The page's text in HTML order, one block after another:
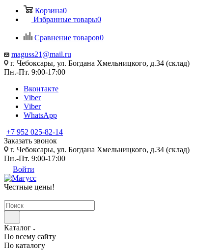
Корзина0
Избранные товары0
Сравнение товаров0
maguss21@mail.ru
г. Чебоксары, ул. Богдана Хмельницкого, д.34 (склад)
Пн.-Пт. 9:00-17:00
Вконтакте
Viber
Viber
WhatsApp
+7 952 025-82-14
Заказать звонок
г. Чебоксары, ул. Богдана Хмельницкого, д.34 (склад)
Пн.-Пт. 9:00-17:00
Войти
Честные цены!
Каталог
По всему сайту
По каталогу